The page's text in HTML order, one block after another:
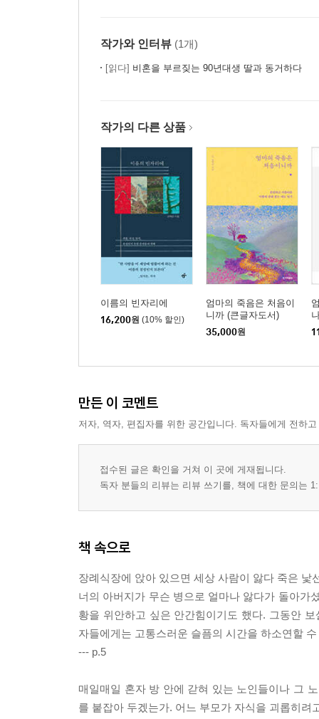
작가와 인터뷰 (1개)
[읽다] 비혼을 부르짖는 90년대생 딸과 동거하다
작가의 다른 상품
이름의 빈자리에
16,200원 (10% 할인)
엄마의 죽음은 처음이
니까 (큰글자도서)
35,000원
만든 이 코멘트
저자, 역자, 편집자를 위한 공간입니다. 독자들에게 전하
접수된 글은 확인을 거쳐 이 곳에 게재됩니다.
독자 분들의 리뷰는 리뷰 쓰기를, 책에 대한 문의는
책 속으로
장례식장에 앉아 있으면 세상 사람이 앓다 죽은
너의 아버지가 무슨 병으로 얼마나 앓다가 돌아가
황을 위안하고 싶은 안간힘이기도 했다. 그동안
자들에게는 고통스러운 슬픔의 시간을 하소연할
--- p.5
매일매일 혼자 방 안에 갇혀 있는 노인들이나 그
를 붙잡아 두겠는가. 어느 부모가 자식을 괴롭히